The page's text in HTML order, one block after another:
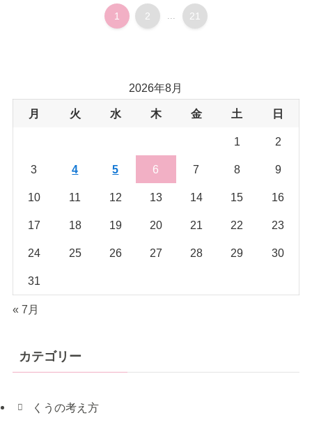
1 2 ... 21
2026年8月
月 火 水 木 金 土 日
1 2
3 4 5 6 7 8 9
10 11 12 13 14 15 16
17 18 19 20 21 22 23
24 25 26 27 28 29 30
31
« 7月
カテゴリー
くうの考え方